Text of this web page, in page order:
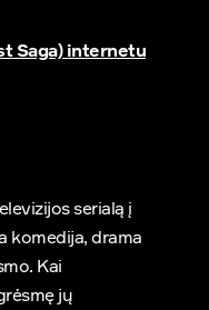
Saga) internetu
serialą į
komedija, drama
Kai
jų